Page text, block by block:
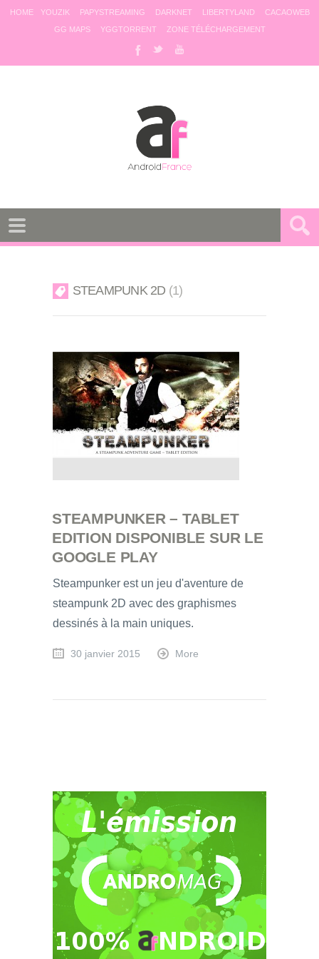
HOME YOUZIK PAPYSTREAMING DARKNET LIBERTYLAND
CACAOWEB
GG MAPS
YGGTORRENT ZONE TÉLÉCHARGEMENT
STEAMPUNK 2D 1
STEAMPUNKER – TABLET
EDITION DISPONIBLE SUR LE
GOOGLE PLAY
Steampunker est un jeu d'aventure de
steampunk 2D avec des graphismes
dessinés à la main uniques.
30 janvier 2015 More